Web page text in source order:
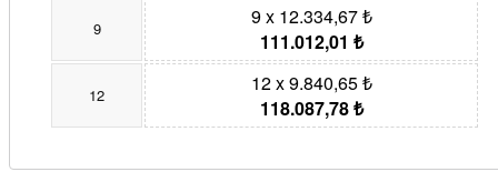
9
9 x 12.334,67 ₺
111.012,01 ₺
12
12 x 9.840,65 ₺
118.087,78 ₺